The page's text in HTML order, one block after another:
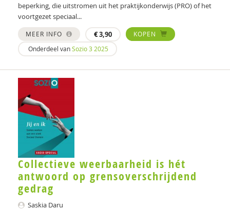
beperking, die uitstromen uit het praktijkonderwijs (PRO) of het
voortgezet speciaal...
MEER INFO €3,90
KOPEN
Onderdeel vanSozio 3 2025
Collectieve weerbaarheid is hét
antwoord op grensoverschrijdend
gedrag
Saskia Daru